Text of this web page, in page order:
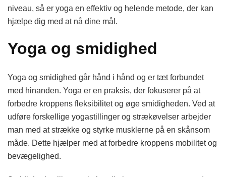
niveau, så er yoga en effektiv og helende metode, der kan
hjælpe dig med at nå dine mål.
Yoga og smidighed
Yoga og smidighed går hånd i hånd og er tæt forbundet
med hinanden. Yoga er en praksis, der fokuserer på at
forbedre kroppens fleksibilitet og øge smidigheden. Ved at
udføre forskellige yogastillinger og strækøvelser arbejder
man med at strække og styrke musklerne på en skånsom
måde. Dette hjælper med at forbedre kroppens mobilitet og
bevægelighed.